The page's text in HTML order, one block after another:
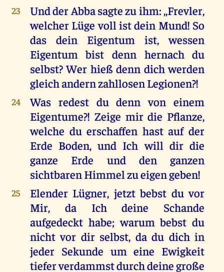
23
Und der Abba sagte zu ihm: ,,Frevler,
welcher Lüge voll ist dein Mund! So
das dein Eigentum ist, wessen
Eigentum bist denn hernach du
selbst? Wer hieß denn dich werden
gleich andern zahllosen Legionen?!
24
Was redest du denn von einem
Eigentume?! Zeige mir die Pflanze,
welche du erschaffen hast auf der
Erde Boden, und Ich will dir die
ganze Erde und den ganzen
sichtbaren Himmel zu eigen geben!
25
Elender Lügner, jetzt bebst du vor
Mir, da Ich deine Schande
aufgedeckt habe; warum bebst du
nicht vor dir selbst, da du dich in
jeder Sekunde um eine Ewigkeit
tiefer verdammst durch deine große